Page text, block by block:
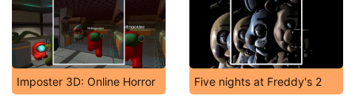
Imposter 3D: Online Horror Five nights at Freddy's 2